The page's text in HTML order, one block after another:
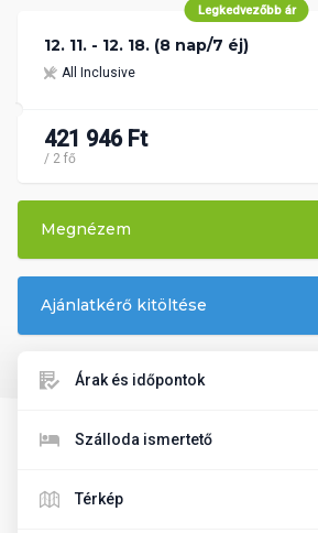
Legkedvezőbb ár
12. 11. - 12. 18. (8 nap/7 éj)
All Inclusive
421 946 Ft
/ 2 fő
Megnézem
Ajánlatkérő kitöltése
Árak és időpontok
Szálloda ismertető
Térkép